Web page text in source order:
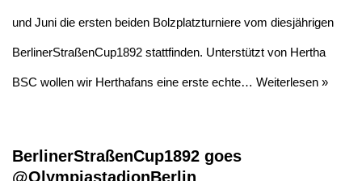
und Juni die ersten beiden Bolzplatzturniere vom diesjährigen
BerlinerStraßenCup1892 stattfinden. Unterstützt von Hertha
BSC wollen wir Herthafans eine erste echte… Weiterlesen »
BerlinerStraßenCup1892 goes
@OlympiastadionBerlin